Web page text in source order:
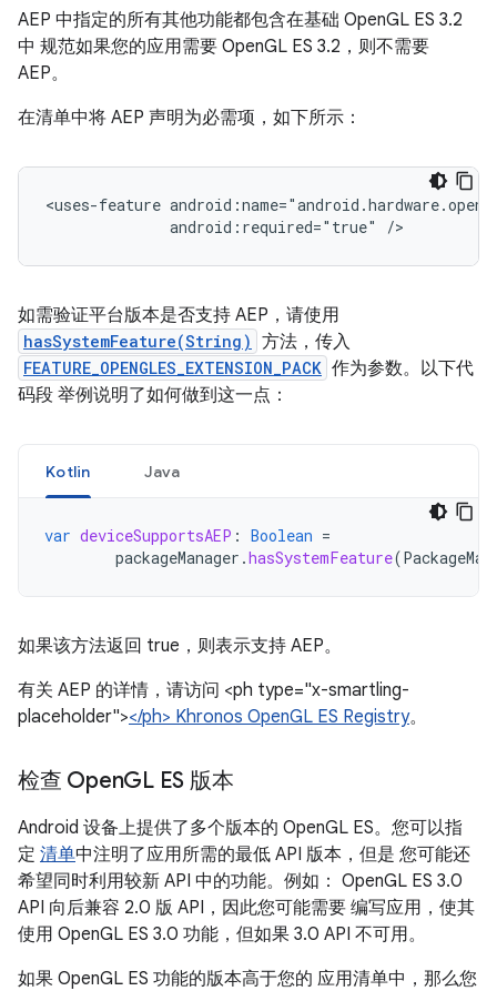
AEP 中指定的所有其他功能都包含在基础 OpenGL ES 3.2
中 规范如果您的应用需要 OpenGL ES 3.2，则不需要
AEP。
在清单中将 AEP 声明为必需项，如下所示：
<uses-feature
android:required="true"
/>
如需验证平台版本是否支持 AEP，请使用
hasSystemFeature(String) 方法，传入
FEATURE_OPENGLES_EXTENSION_PACK 作为参数。以下代
码段 举例说明了如何做到这一点：
Kotlin Java
var deviceSupportsAEP : Boolean =
packageManager .hasSystemFeature(
如果该方法返回 true，则表示支持 AEP。
有关 AEP 的详情，请访问 <ph type="x-smartling-
placeholder"></ph> Khronos OpenGL ES Registry。
检查 OpenGL ES 版本
Android 设备上提供了多个版本的 OpenGL ES。您可以指
定 清单中注明了应用所需的最低 API 版本，但是 您可能还
希望同时利用较新 API 中的功能。例如： OpenGL ES 3.0
API 向后兼容 2.0 版 API，因此您可能需要 编写应用，使其
使用 OpenGL ES 3.0 功能，但如果 3.0 API 不可用。
如果 OpenGL ES 功能的版本高于您的 应用清单中，那么您